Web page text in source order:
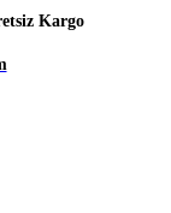
Kargo